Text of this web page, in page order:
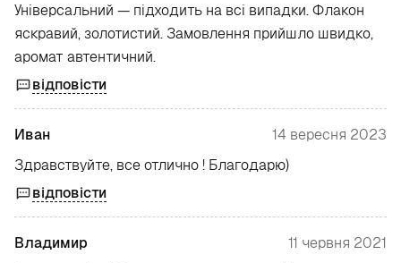
Універсальний — підходить на всі випадки. Флакон
яскравий, золотистий. Замовлення прийшло швидко,
аромат автентичний.
відповісти
Иван
14 вересня 2023
Здравствуйте, все отлично ! Благодарю)
відповісти
Владимир
11 червня 2021